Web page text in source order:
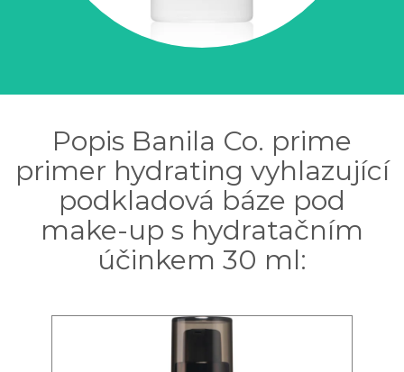
Popis Banila Co. prime
primer hydrating vyhlazující
podkladová báze pod
make-up s hydratačním
účinkem 30 ml: